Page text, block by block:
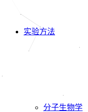
实验方法
分子生物学